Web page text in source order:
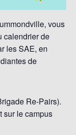
vous
calendrier de
les SAE, en
de
Re-Pairs).
sur le campus